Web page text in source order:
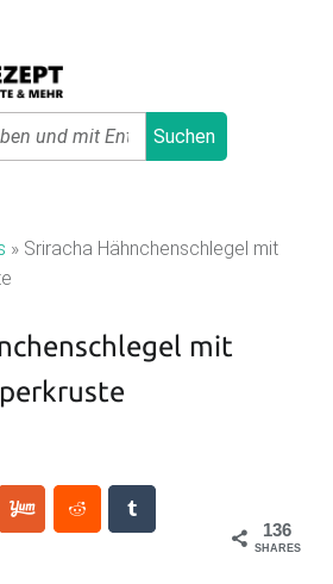
Suchen
» Sriracha Hähnchenschlegel mit
mit
136
SHARES